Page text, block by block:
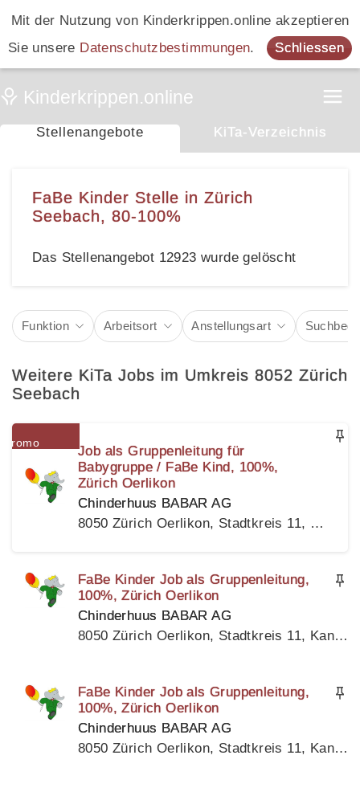
Mit der Nutzung von Kinderkrippen.online akzeptieren
Sie unsere Datenschutzbestimmungen. Schliessen
Stellenangebote KiTa-Verzeichnis
FaBe Kinder Stelle in Zürich
Seebach, 80-100%
Das Stellenangebot 12923 wurde gelöscht
Funktion Arbeitsort Anstellungsart
Weitere KiTa Jobs im Umkreis 8052 Zürich
Seebach
Job als Gruppenleitung für
Babygruppe / FaBe Kind, 100%,
Zürich Oerlikon
Chinderhuus BABAR AG
8050 Zürich Oerlikon, Stadtkreis 11, Kanton Zürich
FaBe Kinder Job als Gruppenleitung,
100%, Zürich Oerlikon
Chinderhuus BABAR AG
8050 Zürich Oerlikon, Stadtkreis 11, Kanton Zürich
FaBe Kinder Job als Gruppenleitung,
100%, Zürich Oerlikon
Chinderhuus BABAR AG
8050 Zürich Oerlikon, Stadtkreis 11, Kanton Zürich